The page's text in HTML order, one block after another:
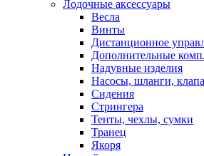
Лодочные аксессуары
Весла
Винты
Дистанционное
Дополнительные
Надувные изделия
Насосы, шланги,
Сидения
Стрингера
Тенты, чехлы, сумки
Транец
Якоря